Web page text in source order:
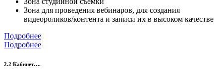
Зона для проведения вебинаров, для создания
видеороликов/контента и записи их в высоком качестве
Подробнее
Подробнее
2.2 Кабинет….